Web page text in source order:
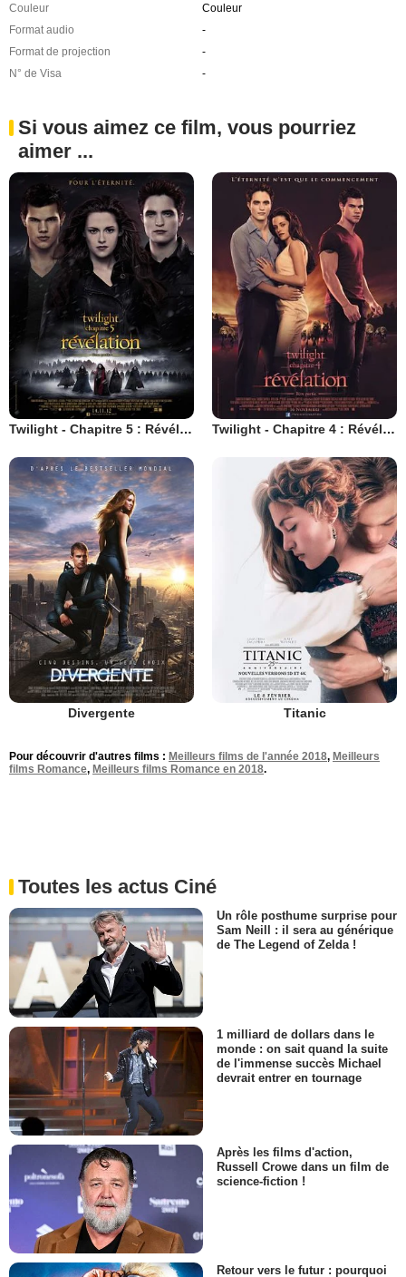
Couleur
Couleur
Format audio
-
Format de projection
-
N° de Visa
-
Si vous aimez ce film, vous pourriez
aimer ...
Twilight - Chapitre 5 : Révélation 2e partie Twilight - Chapitre 4 : Révélation 1ère partie
Divergente Titanic
Pour découvrir d'autres films : Meilleurs films de l'année 2018, Meilleurs
films Romance, Meilleurs films Romance en 2018.
Toutes les actus Ciné
Un rôle posthume surprise pour
Sam Neill : il sera au générique
de The Legend of Zelda !
1 milliard de dollars dans le
monde : on sait quand la suite
de l'immense succès Michael
devrait entrer en tournage
Après les films d'action,
Russell Crowe dans un film de
science-fiction !
Retour vers le futur : pourquoi